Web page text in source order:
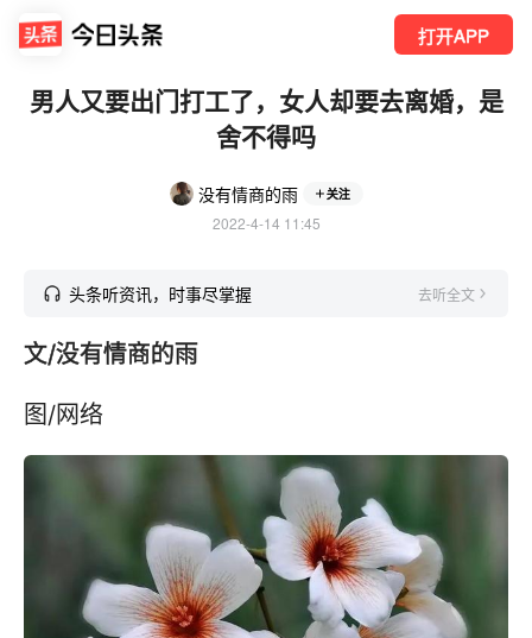
打开APP
男人又要出门打工了，女人却要去离婚，是
舍不得吗
没有情商的雨 关注
2022-4-14 11:45
头条听资讯，时事尽掌握 去听全文
文/没有情商的雨
图/网络